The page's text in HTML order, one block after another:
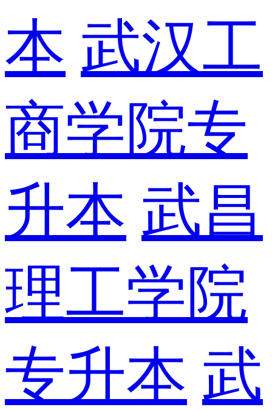
本 武汉工
商学院专
升本 武昌
理工学院
专升本 武